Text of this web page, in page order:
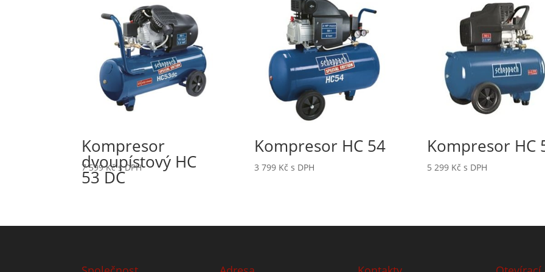
Kompresor
dvoupístový HC
53 DC
7 599Kč s DPH
Kompresor HC 54
3 799 Kč s DPH
Kompresor HC
5 299 Kč s DPH